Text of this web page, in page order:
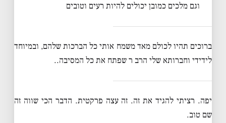
וגם מלכים כמובן יכולים להיות רעים וטובים
ברוכים תהיו לכולם מאד משמח אותי כל הברכות שלהם, ובמיוחד
לידידי וחברותא שלי הרב ר שפתח את כל המסיבה..
יפה. רציתי להגיד את זה. זה עצה פרקטית. הדבר הכי שווה זה
שם טוב.